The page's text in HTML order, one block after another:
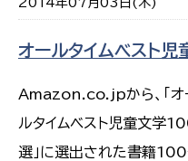
2014年07月03日(木)
オールタイムベスト
Amazon.co.jpから、「オ
ルタイムベスト児童文学
選」に選出された書籍100